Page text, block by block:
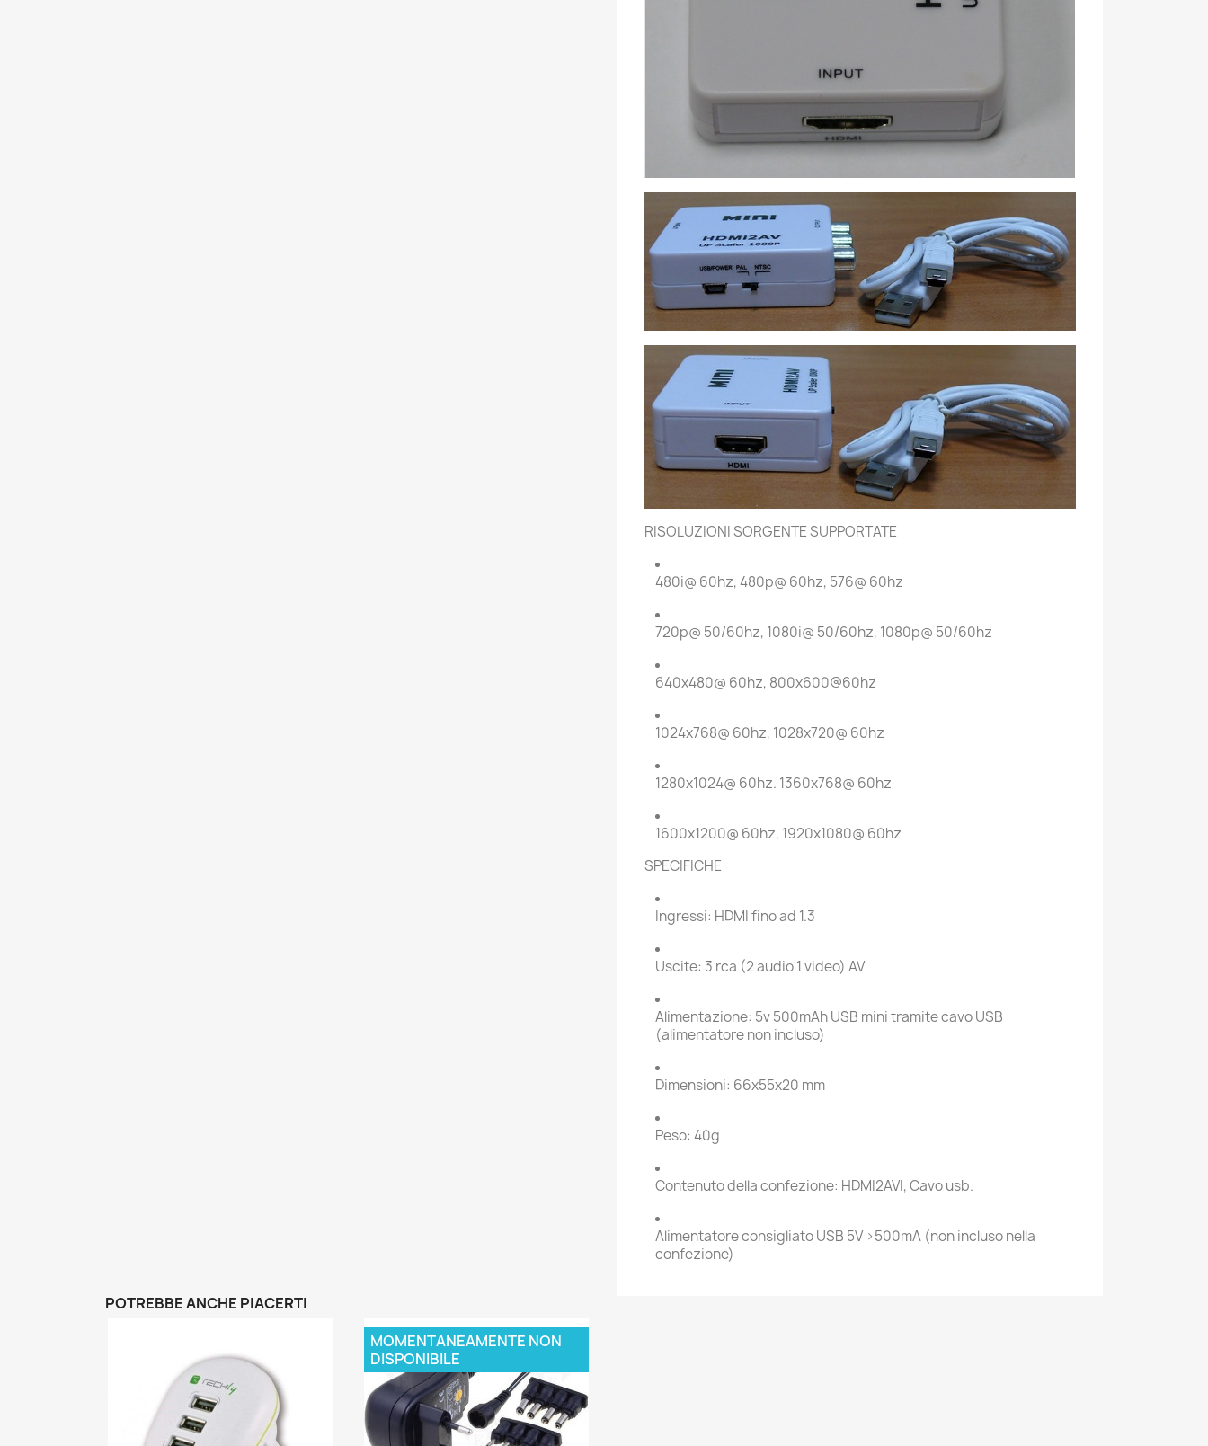
RISOLUZIONI SORGENTE SUPPORTATE
480i@ 60hz, 480p@ 60hz, 576@ 60hz
720p@ 50/60hz, 1080i@ 50/60hz, 1080p@ 50/60hz
640x480@ 60hz, 800x600@60hz
1024x768@ 60hz, 1028x720@ 60hz
1280x1024@ 60hz. 1360x768@ 60hz
1600x1200@ 60hz, 1920x1080@ 60hz
SPECIFICHE
Ingressi: HDMI fino ad 1.3
Uscite: 3 rca (2 audio 1 video) AV
Alimentazione: 5v 500mAh USB mini tramite cavo USB
(alimentatore non incluso)
Dimensioni: 66x55x20 mm
Peso: 40g
Contenuto della confezione: HDMI2AVI, Cavo usb.
Alimentatore consigliato USB 5V >500mA (non incluso nella
confezione)
POTREBBE ANCHE PIACERTI
MOMENTANEAMENTE NON
DISPONIBILE